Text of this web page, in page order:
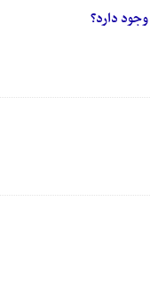
دارد؟